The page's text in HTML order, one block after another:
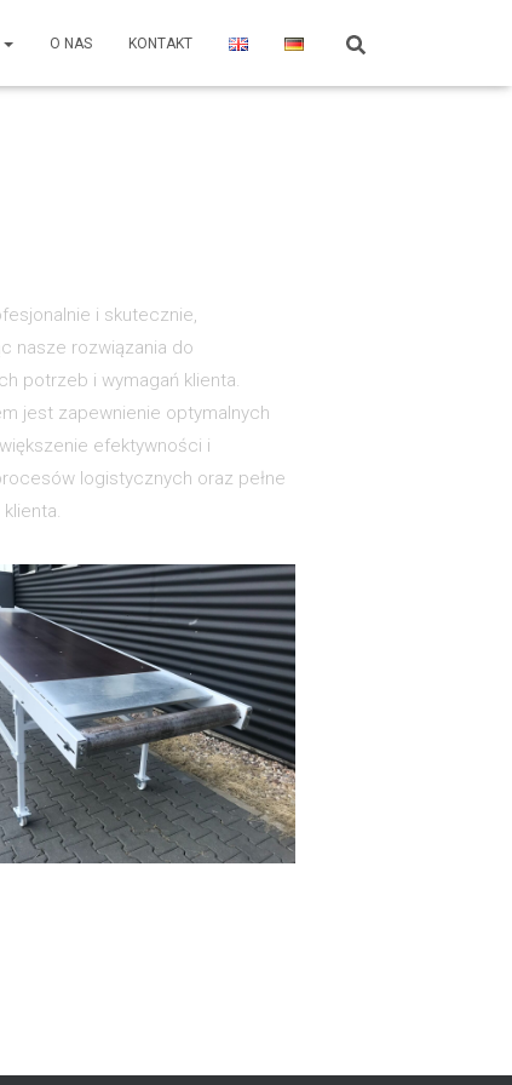
O NAS KONTAKT
i skutecznie,
nasze rozwiązania do
potrzeb i wymagań klienta.
jest zapewnienie optymalnych
efektywności i
logistycznych oraz pełne